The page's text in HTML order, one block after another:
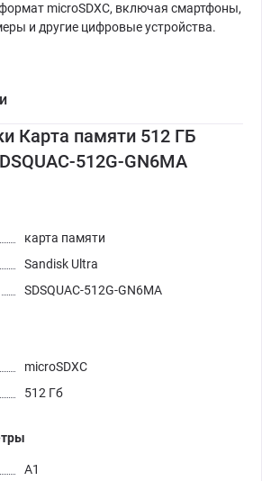
microSDXC, включая смартфоны,
и другие цифровые устройства.
Карта памяти 512 ГБ
512G-GN6MA
карта памяти
Sandisk Ultra
SDSQUAC-512G-GN6MA
microSDXC
512 Гб
A1